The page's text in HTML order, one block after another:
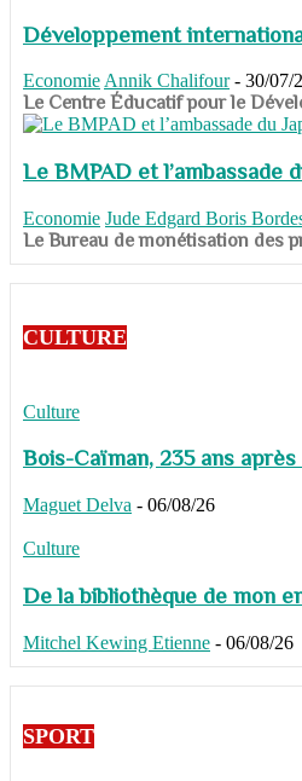
Développement
Economie Annik Chalifour - 30/07/
​​​​​​​Le Centre Éducatif pour le
Le BMPAD et l’ambassade
Economie Jude Edgard Boris
​​​​​​​Le Bureau de monétisation des
CULTURE
Culture
Bois-Caïman, 235 ans
Maguet Delva - 06/08/26
Culture
De la bibliothèque de mon
Mitchel Kewing Etienne - 06/08/26
SPORT